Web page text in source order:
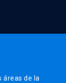
áreas de la